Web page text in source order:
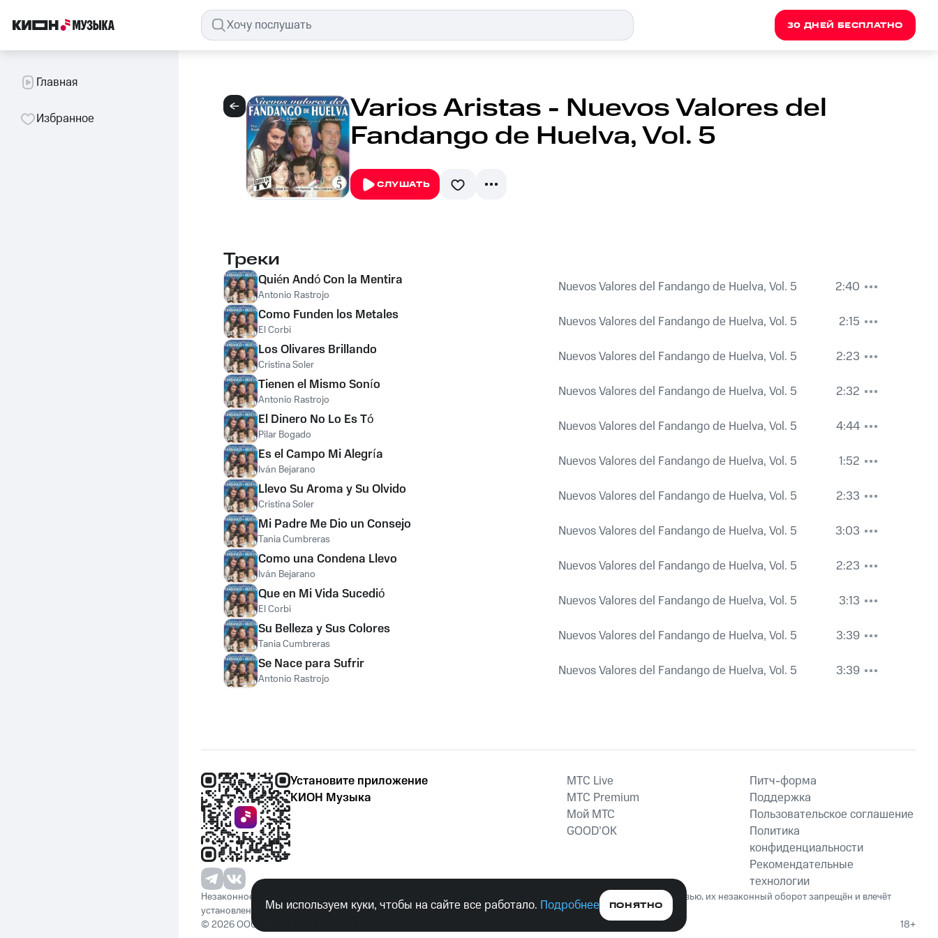
30 ДНЕЙ БЕСПЛАТНО
Главная
Избранное Varios Aristas - Nuevos Valores del
Fandango de Huelva, Vol. 5
СЛУШАТЬ
Треки
Quién Andó Con la Mentira
Antonio Rastrojo Nuevos Valores del Fandango de Huelva, Vol. 5
2:40
Como Funden los Metales
El Corbi Nuevos Valores del Fandango de Huelva, Vol. 5
2:15
Los Olivares Brillando
Cristina Soler Nuevos Valores del Fandango de Huelva, Vol. 5
2:23
Tienen el Mismo Sonío
Antonio Rastrojo Nuevos Valores del Fandango de Huelva, Vol. 5
2:32
El Dinero No Lo Es Tó
Pilar Bogado Nuevos Valores del Fandango de Huelva, Vol. 5
4:44
Es el Campo Mi Alegría
Iván Bejarano Nuevos Valores del Fandango de Huelva, Vol. 5
1:52
Llevo Su Aroma y Su Olvido
Cristina Soler Nuevos Valores del Fandango de Huelva, Vol. 5
2:33
Mi Padre Me Dio un Consejo
Tania Cumbreras Nuevos Valores del Fandango de Huelva, Vol. 5
3:03
Como una Condena Llevo
Iván Bejarano Nuevos Valores del Fandango de Huelva, Vol. 5
2:23
Que en Mi Vida Sucedió
El Corbi Nuevos Valores del Fandango de Huelva, Vol. 5
3:13
Su Belleza y Sus Colores
Tania Cumbreras Nuevos Valores del Fandango de Huelva, Vol. 5
3:39
Se Nace para Sufrir
Antonio Rastrojo Nuevos Valores del Fandango de Huelva, Vol. 5 3:39
Установите приложение
КИОН Музыка
MTС Live
MTС Premium
Мой МТС
GOOD’OK
Питч-форма
Поддержка
Пользовательское соглашение
Политика
конфиденциальности
Рекомендательные
технологии
Незаконное потребление наркотических средств, психотропных веществ, их аналогов причиняет вред здоровью, их незаконный оборот запрещён и влечёт
установленную законодательством ответственность.
© 2026 ООО «КИОН». Все права защищены
18+
Мы используем куки, чтобы на сайте все работало. Подробнее ПОНЯТНО